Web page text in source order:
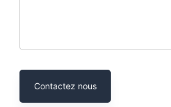
Contactez nous